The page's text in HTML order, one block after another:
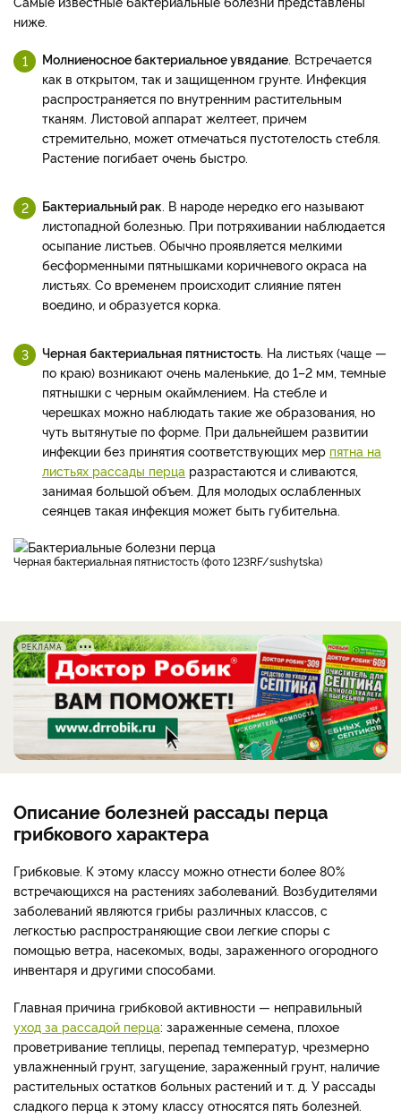
ниже.
Молниеносное бактериальное увядание. Встречается
как в открытом, так и защищенном грунте. Инфекция
распространяется по внутренним растительным
тканям. Листовой аппарат желтеет, причем
стремительно, может отмечаться пустотелость стебля.
Растение погибает очень быстро.
Бактериальный рак. В народе нередко его называют
листопадной болезнью. При потряхивании наблюдается
осыпание листьев. Обычно проявляется мелкими
бесформенными пятнышками коричневого окраса на
листьях. Со временем происходит слияние пятен
воедино, и образуется корка.
Черная бактериальная пятнистость. На листьях (чаще —
по краю) возникают очень маленькие, до 1–2 мм, темные
пятнышки с черным окаймлением. На стебле и
черешках можно наблюдать такие же образования, но
чуть вытянутые по форме. При дальнейшем развитии
инфекции без принятия соответствующих мер пятна на
листьях рассады перца разрастаются и сливаются,
занимая большой объем. Для молодых ослабленных
сеянцев такая инфекция может быть губительна.
Черная бактериальная пятнистость (фото 123RF/sushytska)
РЕКЛАМА
Описание болезней рассады перца
грибкового характера
Грибковые. К этому классу можно отнести более 80%
встречающихся на растениях заболеваний. Возбудителями
заболеваний являются грибы различных классов, с
легкостью распространяющие свои легкие споры с
помощью ветра, насекомых, воды, зараженного огородного
инвентаря и другими способами.
Главная причина грибковой активности — неправильный
уход за рассадой перца: зараженные семена, плохое
проветривание теплицы, перепад температур, чрезмерно
увлажненный грунт, загущение, зараженный грунт, наличие
растительных остатков больных растений и т. д. У рассады
сладкого перца к этому классу относятся пять болезней.